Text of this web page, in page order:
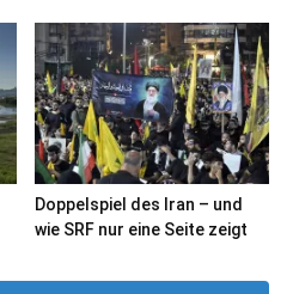
Doppelspiel des Iran – und
wie SRF nur eine Seite zeigt